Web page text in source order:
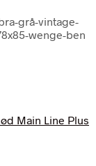
grå-vintage-
wenge-ben